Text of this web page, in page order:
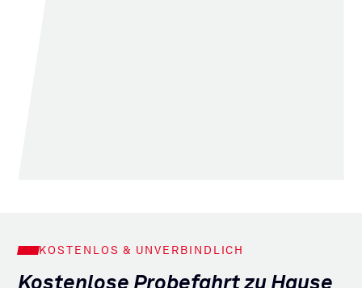
KOSTENLOS & UNVERBINDLICH
Kostenlose Probefahrt zu Hause